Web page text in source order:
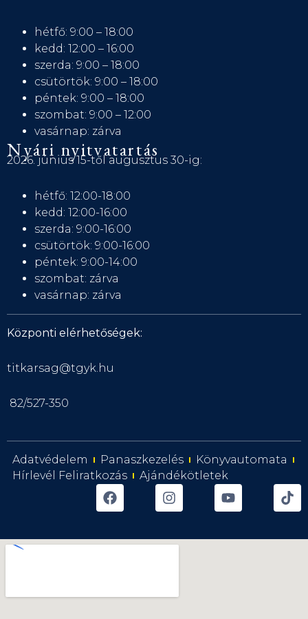
hétfő: 9:00 – 18:00
kedd: 12:00 – 16:00
szerda: 9:00 – 18:00
csütörtök: 9:00 – 18:00
péntek: 9:00 – 18:00
szombat: 9:00 – 12:00
vasárnap: zárva
Nyári nyitvatartás
2026. június 15-től augusztus 30-ig:
hétfő: 12:00-18:00
kedd: 12:00-16:00
szerda: 9:00-16:00
csütörtök: 9:00-16:00
péntek: 9:00-14:00
szombat: zárva
vasárnap: zárva
Központi elérhetőségek:
titkarsag@tgyk.hu
82/527-350
Adatvédelem Panaszkezelés
Könyvautomata
Hírlevél Feliratkozás
Ajándékötletek